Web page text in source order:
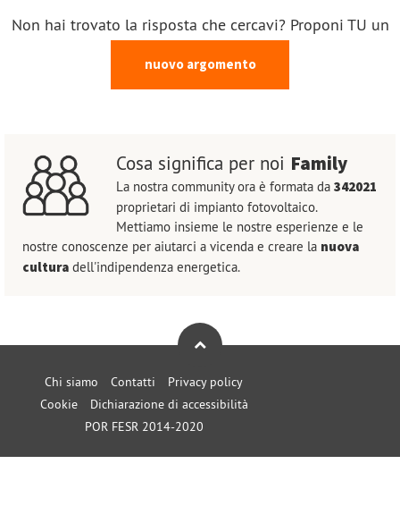
Non hai trovato la risposta che cercavi? Proponi TU un
nuovo argomento
Cosa significa per noi Family
La nostra community ora è formata da 342021
proprietari di impianto fotovoltaico.
Mettiamo insieme le nostre esperienze e le
nostre conoscenze per aiutarci a vicenda e creare la nuova
cultura dell'indipendenza energetica.
Chi siamo Contatti
Privacy policy
Cookie
Dichiarazione di accessibilità
POR FESR 2014-2020